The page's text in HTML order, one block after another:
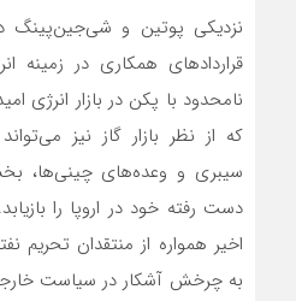
نزدیکی پوتین و شی‌جین‌پینگ
قراردادهای همکاری در زمینه
نامحدود با پکن در بازار انرژی
که از نظر بازار گاز نیز
سیبری و وعده‌‌‌های چینی‌‌‌ها،
دست رفته خود در اروپا را
اخیر همواره از منتقدان تحریم
به چرخش آشکار در سیاست